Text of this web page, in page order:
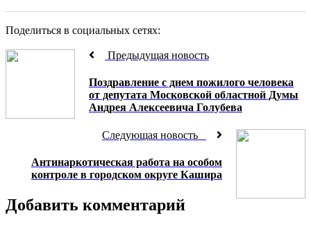
Поделиться в социальных сетях:
Предыдущая новость
Поздравление с днем пожилого человека
от депутата Московской областной Думы
Андрея Алексеевича Голубева
Следующая новость
Антинаркотическая работа на особом
контроле в городском округе Кашира
Добавить комментарий